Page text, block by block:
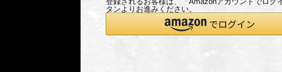
タンよりお進みください。